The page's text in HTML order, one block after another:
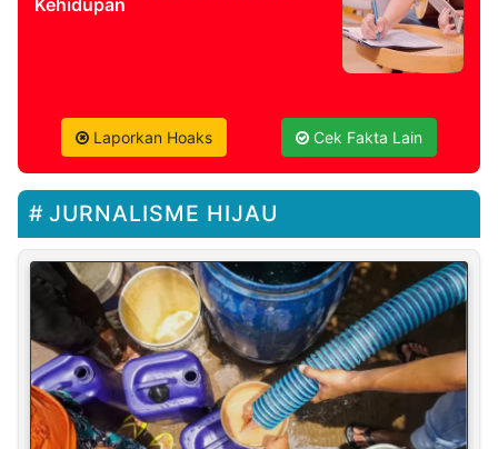
Kehidupan
Laporkan Hoaks Cek Fakta Lain
JURNALISME HIJAU